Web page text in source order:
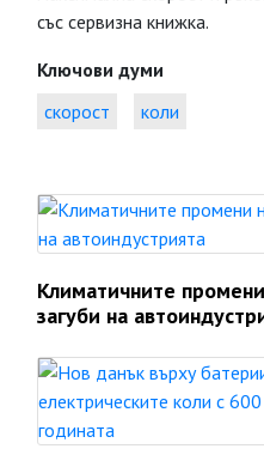
със сервизна книжка.
Ключови думи
скорост
коли
Климатичните
загуби на